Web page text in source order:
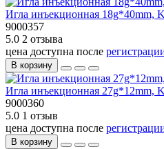
Игла инъекционная 18g*40mm,
9000357
5.0 2 отзыва
цена доступна после
В корзину
Игла инъекционная 27g*12mm,
9000360
5.0 1 отзыв
цена доступна после
В корзину